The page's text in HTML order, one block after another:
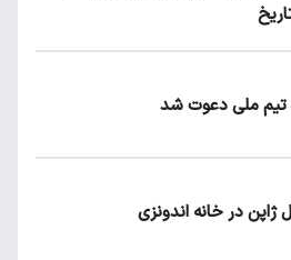
تیم ملی دعوت شد
ژاپن در خانه اندونزی